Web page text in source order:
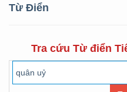
Từ Điển
Tra cứu Từ điển